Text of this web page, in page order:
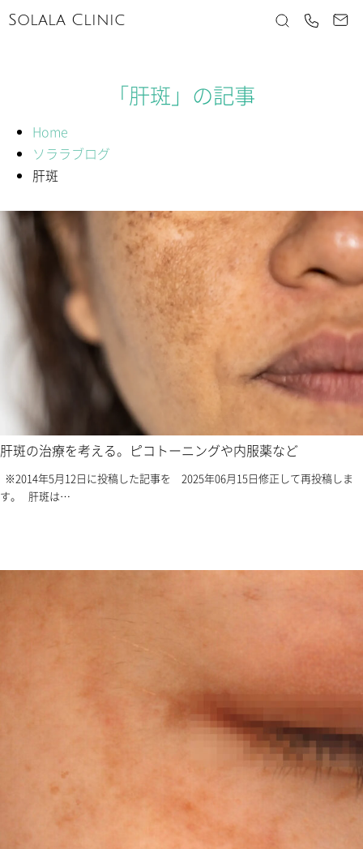
Solala Clinic
Home
ソララブログ
肝斑
「肝斑」の記事
肝斑の治療を考える。ピコトーニングや内服薬など
※2014年5月12日に投稿した記事を 2025年06月15日修正して再投稿しま
す。 肝斑は…